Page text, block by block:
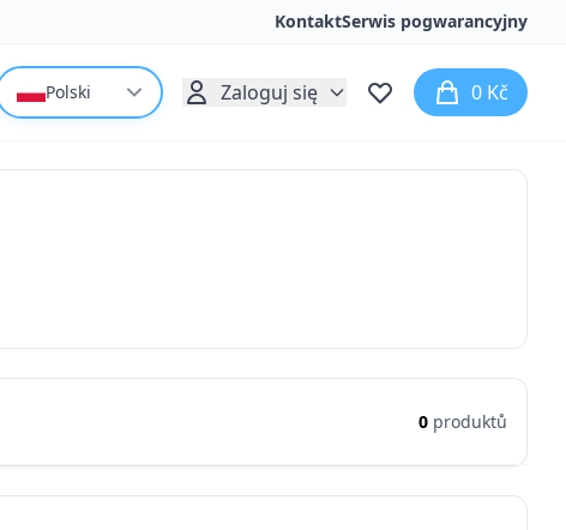
KontaktSerwis pogwarancyjny
Polski Zaloguj się 0 Kč
0 produktů